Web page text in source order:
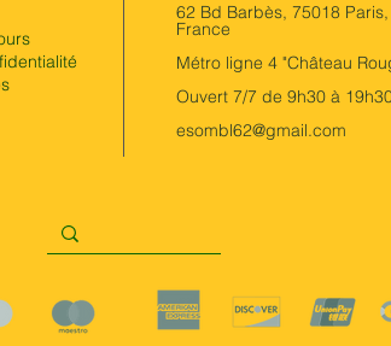
62 Bd Barbès, 75018 Paris,
France
Métro ligne 4 "Château
Ouvert 7/7 de 9h30 à
esombl62@gmail.com